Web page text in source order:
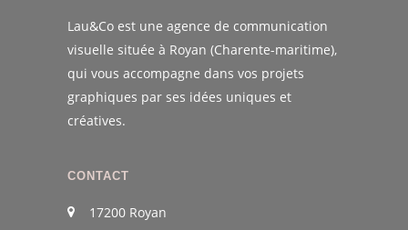
Lau&Co est une agence de communication
visuelle située à Royan (Charente-maritime),
qui vous accompagne dans vos projets
graphiques par ses idées uniques et
créatives.
CONTACT
17200 Royan